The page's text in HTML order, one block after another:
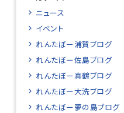
ニュース
イベント
れんたぼー浦賀ブログ
れんたぼー佐島ブログ
れんたぼー真鶴ブログ
れんたぼー大洗ブログ
れんたぼー夢の島ブログ